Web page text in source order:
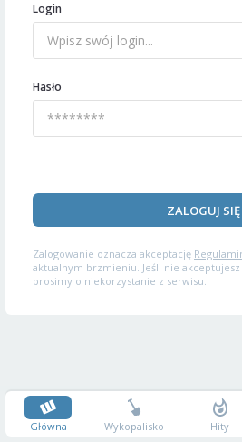
Login
Hasło
ZALOGUJ SIĘ
Zalogowanie oznacza akceptację
aktualnym brzmieniu. Jeśli nie akceptujesz
prosimy o niekorzystanie z serwisu.
Główna Wykopalisko Hity